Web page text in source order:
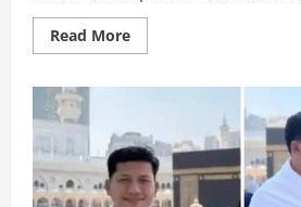
Read MoreRead
more
Meski
Venezuela
Diserang
AS